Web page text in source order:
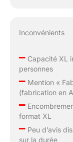
Inconvénients
–Capacité XL
personnes
–Mention «
(fabrication en
–
format XL
–Peu d’avis
sur la durée